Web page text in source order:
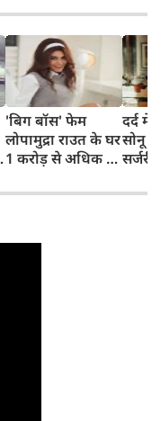
'बिग बॉस' फेम
लोपामुद्रा राउत के घर
1 करोड़ से अधिक की
गया शातिर आरोपी
दर्द में
सोनू
सर्जरी